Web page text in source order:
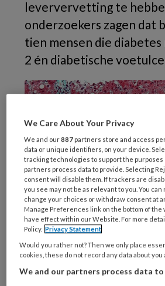
leververvetting te
onderzoekers zagen dat
tien mensen die
2 én diabetische
Niet-alcoholische leververvetting (Creative
Metabole disfunctie-
steatotische leverziekte
nieuwe, overkoepelende naam
alcoholische leververvetting
We Care About Your Privacy
We and our887 partners store and access
data or unique identifiers, on your device.
tracking technologies to support the
partners process data to provide. Selecting
consent will disable them. If trackers are
you see may not be as relevant to you. You
change your choices or withdraw consent at
Manage Preferences link on the bottom of the
have effect within our Website. For more
Policy. Privacy Statement
Would you rather not? Then we only place
cookies, these do not record any data about you
We and our partners process data